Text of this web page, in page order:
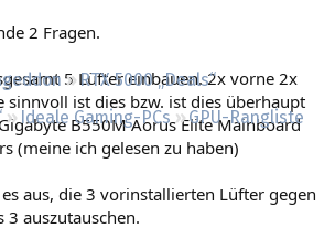
RTX 5000 „Deals“
Ideale Gaming-PCs
GPU-Rangliste
2 Fragen.
5 Lüfter einbauen. 2x vorne 2x
sinnvoll ist dies bzw. ist dies überhaupt
B550M Aorus Elite Mainboard
(meine ich gelesen zu haben)
aus, die 3 vorinstallierten Lüfter gegen
3 auszutauschen.